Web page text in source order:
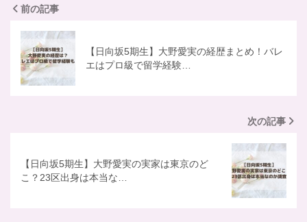
前の記事
【日向坂5期生】大野愛実の経歴まとめ！バレ
エはプロ級で留学経験…
次の記事
【日向坂5期生】大野愛実の実家は東京のど
こ？23区出身は本当な…